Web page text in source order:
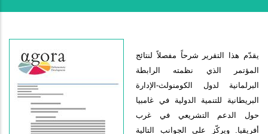
يقدّم هذا التقرير شرحاً مفصلاً لنتائج
المؤتمر الذي نظمته الرابطة
البرلمانية لدول الكومنولث-الإدارة
البريطانية للتنمية الدولية في غامبيا
حول الدعم التشريعي في غرب
أفريقيا.ويركّز على الجوانب التالية